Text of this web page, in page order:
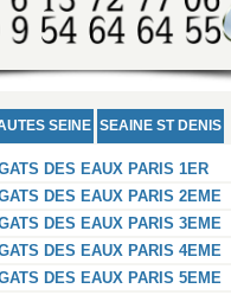
SEINE SEAINE ST DENIS
DES EAUX PARIS 1ER
DES EAUX PARIS 2EME
DES EAUX PARIS 3EME
DES EAUX PARIS 4EME
DES EAUX PARIS 5EME